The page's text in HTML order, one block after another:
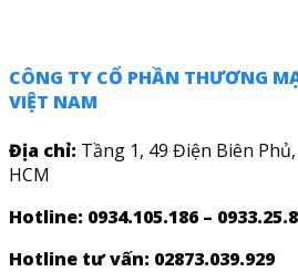
CÔNG TY CỔ PHẦN THƯƠNG
VIỆT NAM
Địa chỉ: Tầng 1, 49 Điện Biên
HCM
Hotline: 0934.105.186 –
Hotline tư vấn: 02873.039.929